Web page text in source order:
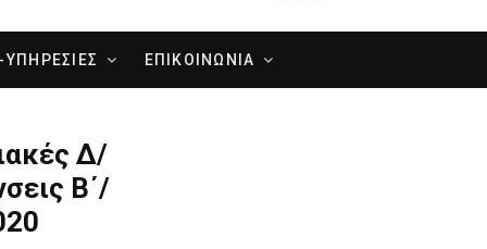
ΥΠΗΡΕΣΙΕΣ ΕΠΙΚΟΙΝΩΝΙΑ
Δ/
Β΄/